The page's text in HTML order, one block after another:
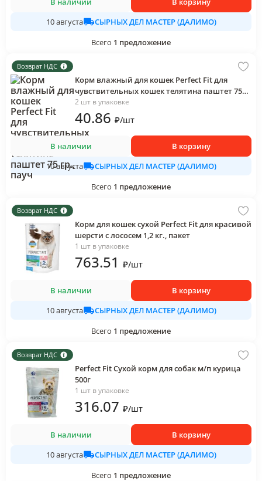
10 августа
СЫРНЫХ ДЕЛ МАСТЕР (ДАЛИМО)
Всего 1 предложение
Возврат НДС
Корм влажный для кошек Perfect Fit для
чувствительных кошек телятина паштет 75
гр., пауч
2 шт в упаковке
40.86 ₽/шт
В наличии
В корзину
10 августа
СЫРНЫХ ДЕЛ МАСТЕР (ДАЛИМО)
Всего 1 предложение
Возврат НДС
Корм для кошек сухой Perfect Fit для красивой
шерсти с лососем 1,2 кг., пакет
1 шт в упаковке
763.51 ₽/шт
В наличии
В корзину
10 августа
СЫРНЫХ ДЕЛ МАСТЕР (ДАЛИМО)
Всего 1 предложение
Возврат НДС
Perfect Fit Сухой корм для собак м/п курица
500г
1 шт в упаковке
316.07 ₽/шт
В наличии
В корзину
10 августа
СЫРНЫХ ДЕЛ МАСТЕР (ДАЛИМО)
Всего 1 предложение